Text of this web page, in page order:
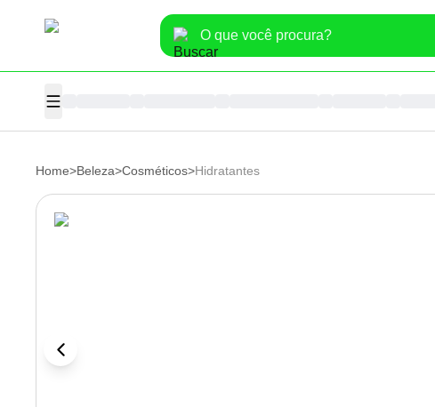
Home>Beleza>Cosméticos>Hidratantes